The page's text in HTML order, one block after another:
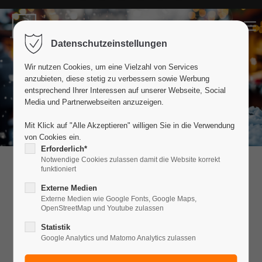
Der Eintrag "offcanvas-col1" existiert
leider nicht.
Der Eintrag "offcanvas-col2" existiert
leider nicht.
Der Eintrag "offcanvas-col3" existiert
leider nicht.
Der Eintrag "offcanvas-col4" existiert
leider nicht.
WINTER WONDERLAND
&
CLUB NIGHTS AM
BEACH
Datenschutzeinstellungen
Wir nutzen Cookies, um eine Vielzahl von Services
anzubieten, diese stetig zu verbessern sowie Werbung
entsprechend Ihrer Interessen auf unserer Webseite, Social
Media und Partnerwebseiten anzuzeigen.
Mit Klick auf "Alle Akzeptieren" willigen Sie in die Verwendung
von Cookies ein.
Erforderlich*
Notwendige Cookies zulassen damit die Website korrekt
funktioniert
Externe Medien
Externe Medien wie Google Fonts, Google Maps,
OpenStreetMap und Youtube zulassen
Statistik
Google Analytics und Matomo Analytics zulassen